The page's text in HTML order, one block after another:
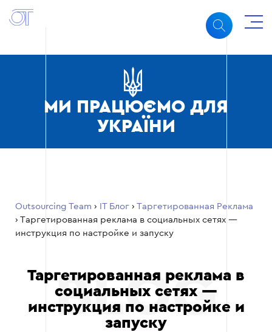
МИ ПРАЦЮЄМО ДЛЯ
УКРАЇНИ
Outsourcing Team › ІТ Блог › Таргетированная Реклама
› Таргетированная реклама в социальных сетях —
инструкция по настройке и запуску
Таргетированная реклама в
социальных сетях —
инструкция по настройке и
запуску